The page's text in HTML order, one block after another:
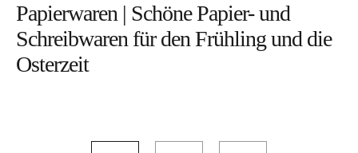
Papierwaren | Schöne Papier- und
Schreibwaren für den Frühling und die
Osterzeit